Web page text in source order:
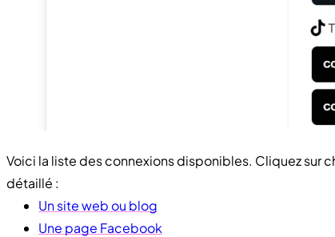
Voici la liste des connexions disponibles. Cliquez sur
détaillé :
Un site web ou blog
Une page Facebook